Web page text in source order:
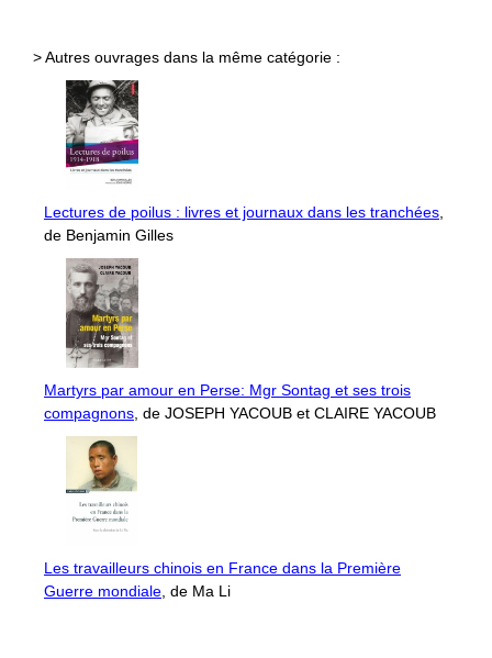
> Autres ouvrages dans la même catégorie :
Lectures de poilus : livres et journaux dans les tranchées,
de Benjamin Gilles
Martyrs par amour en Perse: Mgr Sontag et ses trois
compagnons, de JOSEPH YACOUB et CLAIRE YACOUB
Les travailleurs chinois en France dans la Première
Guerre mondiale, de Ma Li